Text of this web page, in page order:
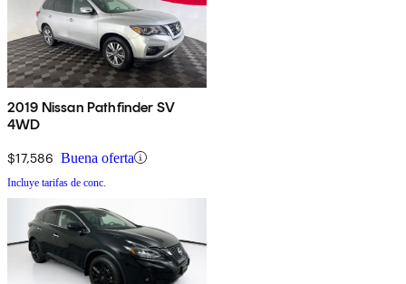
2019 Nissan Pathfinder SV
4WD
$17,586 Buena oferta
Incluye tarifas de conc.